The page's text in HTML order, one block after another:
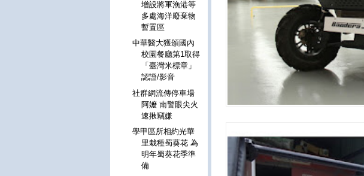
增設將軍漁港等
多處海洋廢棄物
暫置區
中華醫大獲頒國內
校園餐廳第1取得
「臺灣米標章」
認證/影音
社群網流傳停車場
阿嬤 南警眼尖火
速揪竊嫌
學甲區所相約光華
里栽種蜀葵花 為
明年蜀葵花季準
備